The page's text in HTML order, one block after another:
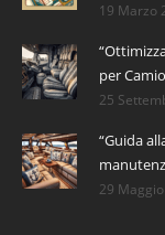
19 Marzo
per
25
“Guida
29